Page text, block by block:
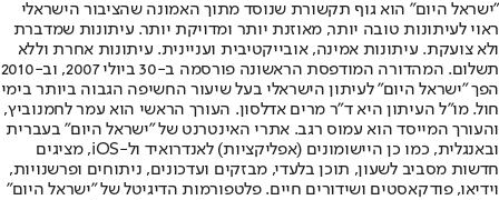
"ישראל היום" הוא גוף תקשורת שנוסד מתוך האמונה שהציבור הישראלי
ראוי לעיתונות טובה יותר, מאוזנת יותר ומדויקת יותר. עיתונות שמדברת
ולא צועקת. עיתונות אמינה, אובייקטיבית ועניינית. עיתונות אחרת וללא
תשלום. המהדורה המודפסת הראשונה פורסמה ב-30 ביולי 2007, וב-2010
הפך "ישראל היום" לעיתון הישראלי בעל שיעור החשיפה הגבוה ביותר בימי
חול. מו"ל העיתון היא ד"ר מרים אדלסון. העורך הראשי הוא עמר לחמנוביץ,
והעורך המייסד הוא עמוס רגב. אתרי האינטרנט של "ישראל היום" בעברית
ובאנגלית, כמו כן היישומונים (אפליקציות) לאנדרואיד ול-iOS, מציגים
חדשות מסביב לשעון, תוכן בלעדי, מבזקים ועדכונים, ניתוחים ופרשנויות,
וידיאו, פודקאסטים ושידורים חיים. פלטפורמות הדיגיטל של "ישראל היום"